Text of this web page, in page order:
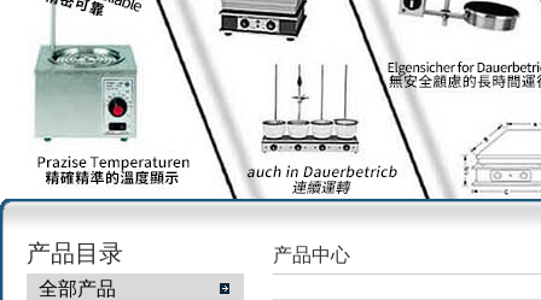
产品目录
全部产品
产品中心